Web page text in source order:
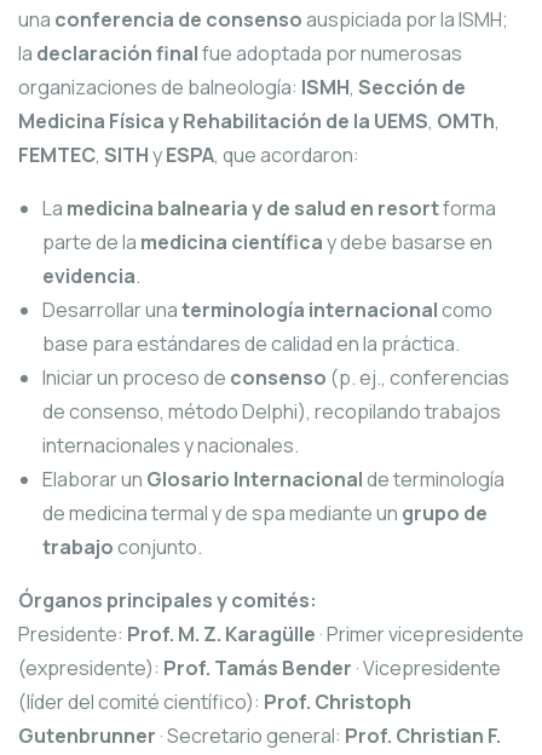
una conferencia de consensoauspiciada por la ISMH;
la declaración finalfue adoptada por numerosas
organizaciones de balneología: ISMH, Sección de
Medicina Física y Rehabilitación de la UEMS, OMTh,
FEMTEC, SITHyESPA, que acordaron:
La medicina balnearia y de salud en resortforma
parte de la medicina científicay debe basarse en
evidencia.
Desarrollar unaterminología internacionalcomo
base para estándares de calidad en la práctica.
Iniciar un proceso de consenso (p. ej., conferencias
de consenso, método Delphi), recopilando trabajos
internacionales y nacionales.
Elaborar un Glosario Internacionalde terminología
de medicina termal y de spa mediante un grupo de
trabajoconjunto.
Órganos principales y comités:
Presidente: Prof. M. Z. Karagülle · Primer vicepresidente
(expresidente): Prof. Tamás Bender · Vicepresidente
(líder del comité científico): Prof. Christoph
Gutenbrunner · Secretario general: Prof. Christian F.